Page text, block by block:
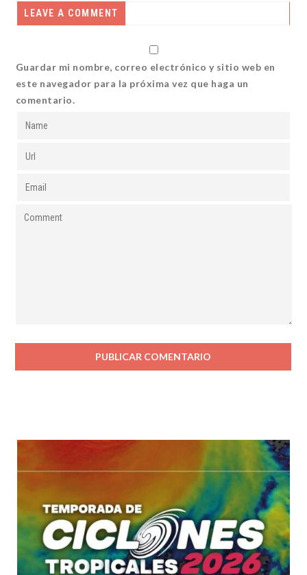
LEAVE A COMMENT
Guardar mi nombre, correo electrónico y sitio web en
este navegador para la próxima vez que haga un
comentario.